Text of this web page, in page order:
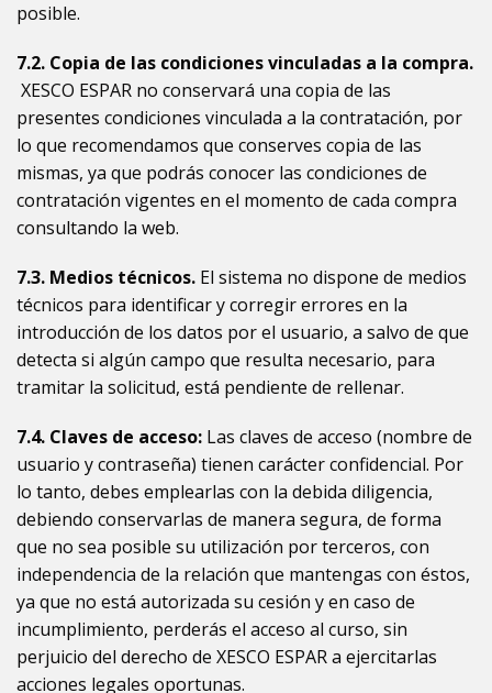
posible.
7.2. Copia de las condiciones vinculadas a la compra.
XESCO ESPAR no conservará una copia de las
presentes condiciones vinculada a la contratación, por
lo que recomendamos que conserves copia de las
mismas, ya que podrás conocer las condiciones de
contratación vigentes en el momento de cada compra
consultando la web.
7.3. Medios técnicos. El sistema no dispone de medios
técnicos para identificar y corregir errores en la
introducción de los datos por el usuario, a salvo de que
detecta si algún campo que resulta necesario, para
tramitar la solicitud, está pendiente de rellenar.
7.4. Claves de acceso: Las claves de acceso (nombre de
usuario y contraseña) tienen carácter confidencial. Por
lo tanto, debes emplearlas con la debida diligencia,
debiendo conservarlas de manera segura, de forma
que no sea posible su utilización por terceros, con
independencia de la relación que mantengas con éstos,
ya que no está autorizada su cesión y en caso de
incumplimiento, perderás el acceso al curso, sin
perjuicio del derecho de XESCO ESPAR a ejercitarlas
acciones legales oportunas.